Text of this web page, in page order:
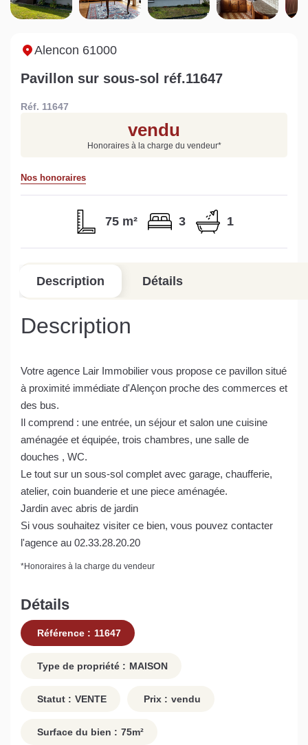
Sarthe pour booster sa
vente
quelles sont les
conséquences ?
Rapide et gratuit, recevez votre estimation
Estimer mon bien maintenant
Alencon 61000
Pavillon sur sous-sol réf.11647
Réf. 11647
vendu
Honoraires à la charge du vendeur*
Nos honoraires
75 m² 3 1
Description Détails
Description
Votre agence Lair Immobilier vous propose ce pavillon situé
à proximité immédiate d'Alençon proche des commerces et
des bus.
Il comprend : une entrée, un séjour et salon une cuisine
aménagée et équipée, trois chambres, une salle de
douches , WC.
Le tout sur un sous-sol complet avec garage, chaufferie,
atelier, coin buanderie et une piece aménagée.
Jardin avec abris de jardin
Si vous souhaitez visiter ce bien, vous pouvez contacter
l'agence au 02.33.28.20.20
*Honoraires à la charge du vendeur
Détails
Référence : 11647
Type de propriété : MAISON
Statut : VENTE Prix : vendu
Surface du bien : 75m²